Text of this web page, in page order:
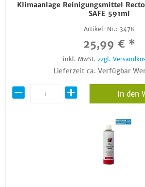
Klimaanlage Reinigungsmittel
SAFE 591ml
Artikel-Nr.: 3478
25,99 € *
inkl. MwSt. zzgl.
Lieferzeit ca. Verfügbar
In den